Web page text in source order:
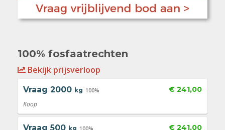
100% fosfaatrechten
Bekijk prijsverloop
Vraag 2000 kg 100% € 241,00
Koop
Vraag 500 kg € 241,00